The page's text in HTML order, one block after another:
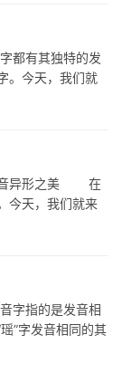
有其独特的发
。今天，我们就
音异形之美 在
今天，我们就来
指的是发音相
”字发音相同的其